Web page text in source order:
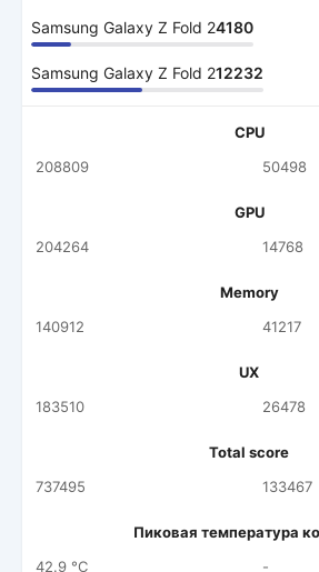
Samsung Galaxy Z Fold 24180
Samsung Galaxy Z Fold 212232
CPU
208809
50498
GPU
204264
14768
Memory
140912
41217
UX
183510
26478
Total score
737495
133467
Пиковая температура
42.9 °C
-